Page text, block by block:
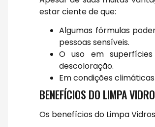
estar ciente de que:
Algumas fórmulas
pessoas sensíveis.
O uso em
descoloração.
Em condições
BENEFÍCIOS DO LIMPA
Os benefícios do Limpa